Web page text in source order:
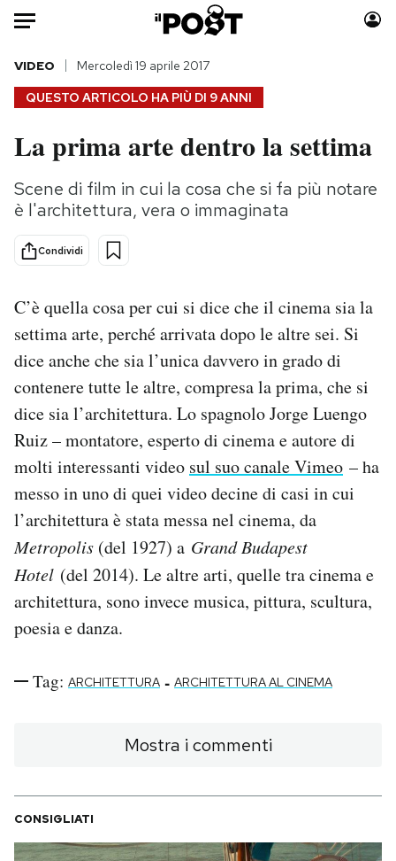
Auto
HOME
Italia
Politica
Internet
Cultura
Economia
Sport
Moda
Consumismi
Storie/Idee
Europa
Altrecose
Mondiali calcio 2026
PODCAST
NEWSLETTER
I MIEI PREFERITI
SHOP
Hai bisogno di aiuto?
QUESTO ARTICOLO HA PIÙ DI 9 ANNI
VIDEO Mercoledì 19 aprile 2017
La prima arte dentro la settima
Scene di film in cui la cosa che si fa più notare
è l'architettura, vera o immaginata
Condividi
C’è quella cosa per cui si dice che il cinema sia la
settima arte, perché arrivata dopo le altre sei. Si
dice anche che sia l’unica davvero in grado di
contenere tutte le altre, compresa la prima, che si
dice sia l’architettura. Lo spagnolo Jorge Luengo
Ruiz – montatore, esperto di cinema e autore di
molti interessanti video sul suo canale Vimeo – ha
messo in uno di quei video decine di casi in cui
l’architettura è stata messa nel cinema, da
Metropolis (del 1927) a Grand Budapest
Hotel (del 2014). Le altre arti, quelle tra cinema e
architettura, sono invece musica, pittura, scultura,
poesia e danza.
Tag: ARCHITETTURA - ARCHITETTURA AL CINEMA
Mostra i commenti
CONSIGLIATI